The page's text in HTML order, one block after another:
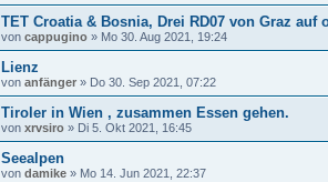
TET Croatia & Bosnia, Drei RD07 von Graz auf
von cappugino » Mo 30. Aug 2021, 19:24
Lienz
von anfänger » Do 30. Sep 2021, 07:22
Tiroler in Wien , zusammen Essen gehen.
von xrvsiro » Di 5. Okt 2021, 16:45
Seealpen
von damike » Mo 14. Jun 2021, 22:37